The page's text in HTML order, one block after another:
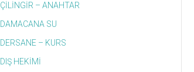
ÇİLİNGİR – ANAHTAR
DAMACANA SU
DERSANE – KURS
DIŞ HEKİMİ